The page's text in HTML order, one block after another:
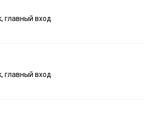
главный вход
главный вход